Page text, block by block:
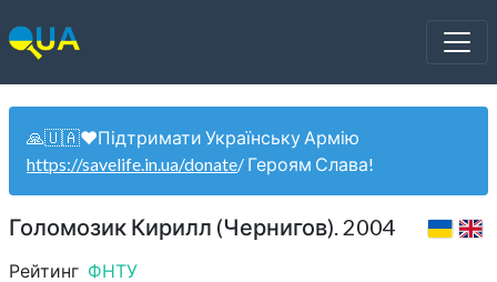
🙏🇺🇦❤️Підтримати Українську Армію
https://savelife.in.ua/donate/ Героям Слава!
Голомозик Кирилл (Чернигов). 2004
Рейтинг ФНТУ